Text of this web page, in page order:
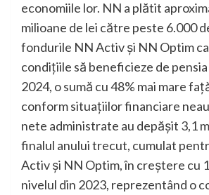
economiile lor. NN a plătit
milioane de lei către peste 6.000
fondurile NN Activ și NN Optim
condițiile să beneficieze de
2024, o sumă cu 48% mai mare
conform situațiilor financiare
nete administrate au depășit 3,1
finalul anului trecut, cumulat
Activ și NN Optim, în creștere cu
nivelul din 2023, reprezentând o